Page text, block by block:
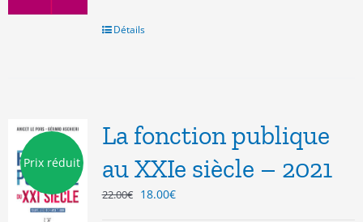
Détails
Prix réduit
La fonction publique
au XXIe siècle – 2021
22.00€ Le
18.00€Le